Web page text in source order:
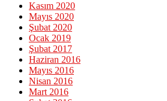
Kasım 2020
Mayıs 2020
Şubat 2020
Ocak 2019
Şubat 2017
Haziran 2016
Mayıs 2016
Nisan 2016
Mart 2016